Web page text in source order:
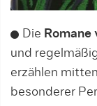
Die Romane
und
erzählen
besonderer